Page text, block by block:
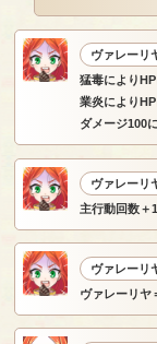
ヴァレーリ
猛毒により
業炎により
ダメージ100
ヴァレーリ
主行動回数＋1
ヴァレーリ
ヴァレーリヤ